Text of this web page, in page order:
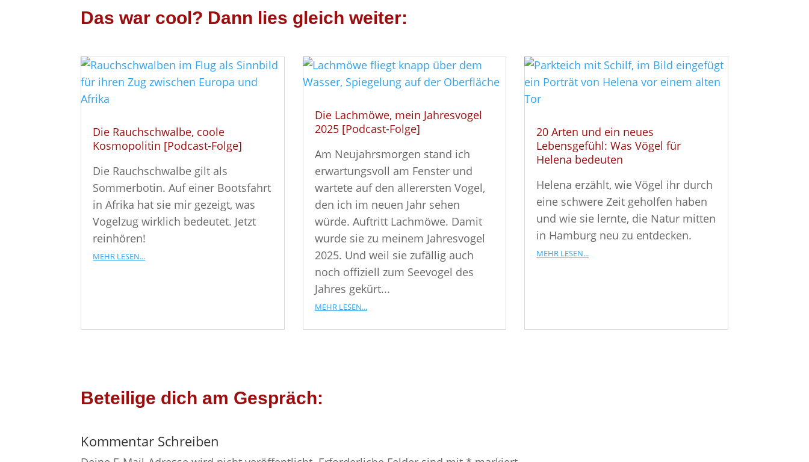
Das war cool? Dann lies gleich weiter:
Die Rauchschwalbe, coole
Kosmopolitin [Podcast-Folge]
Die Rauchschwalbe gilt als
Sommerbotin. Auf einer Bootsfahrt
in Afrika hat sie mir gezeigt, was
Vogelzug wirklich bedeutet. Jetzt
reinhören!
mehr lesen...
Die Lachmöwe, mein Jahresvogel
2025 [Podcast-Folge]
Am Neujahrsmorgen stand ich
erwartungsvoll am Fenster und
wartete auf den allerersten Vogel,
den ich im neuen Jahr sehen
würde. Auftritt Lachmöwe. Damit
wurde sie zu meinem Jahresvogel
2025. Und weil sie zufällig auch
noch offiziell zum Seevogel des
Jahres gekürt...
mehr lesen...
20 Arten und ein neues
Lebensgefühl: Was Vögel für
Helena bedeuten
Helena erzählt, wie Vögel ihr durch
eine schwere Zeit geholfen haben
und wie sie lernte, die Natur mitten
in Hamburg neu zu entdecken.
mehr lesen...
Beteilige dich am Gespräch:
Kommentar Schreiben